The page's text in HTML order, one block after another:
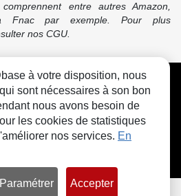
comprennent entre autres Amazon,
Fnac par exemple. Pour plus
nos CGU.
Contact Cookies
à votre disposition, nous
sont nécessaires à son bon
nous avons besoin de
les cookies de statistiques
nos services. En
Paramétrer Accepter